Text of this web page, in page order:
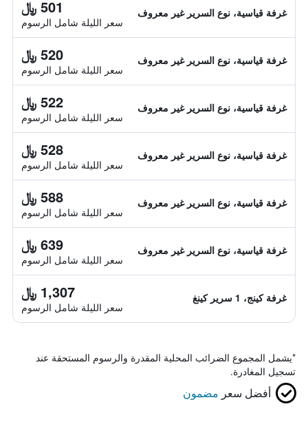
غرفة قياسية، نوع السرير غير معروف 501 ﷼
سعر الليلة شامل الرسوم
غرفة قياسية، نوع السرير غير معروف 520 ﷼
سعر الليلة شامل الرسوم
غرفة قياسية، نوع السرير غير معروف 522 ﷼
سعر الليلة شامل الرسوم
غرفة قياسية، نوع السرير غير معروف 528 ﷼
سعر الليلة شامل الرسوم
غرفة قياسية، نوع السرير غير معروف 588 ﷼
سعر الليلة شامل الرسوم
غرفة قياسية، نوع السرير غير معروف 639 ﷼
سعر الليلة شامل الرسوم
غرفة كينج، 1 سرير كينغ 1,307 ﷼
سعر الليلة شامل الرسوم
*يشمل المجموع الضرائب المحلية المقدرة والرسوم المستحقة عند
تسجيل المغادرة.
أفضل سعر مضمون